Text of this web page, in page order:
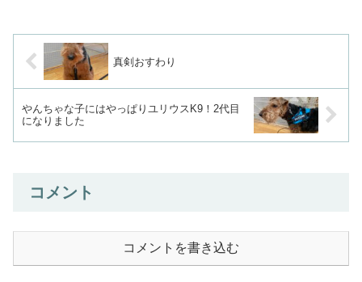
真剣おすわり
やんちゃな子にはやっぱりユリウスK9！2代目
になりました
コメント
コメントを書き込む